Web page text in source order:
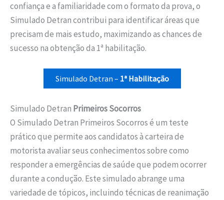
confiança e a familiaridade com o formato da prova, o
Simulado Detran contribui para identificar áreas que
precisam de mais estudo, maximizando as chances de
sucesso na obtenção da 1ª habilitação.
Simulado Detran – 1ª Habilitação
Simulado Detran Primeiros Socorros
O Simulado Detran Primeiros Socorros é um teste
prático que permite aos candidatos à carteira de
motorista avaliar seus conhecimentos sobre como
responder a emergências de saúde que podem ocorrer
durante a condução. Este simulado abrange uma
variedade de tópicos, incluindo técnicas de reanimação